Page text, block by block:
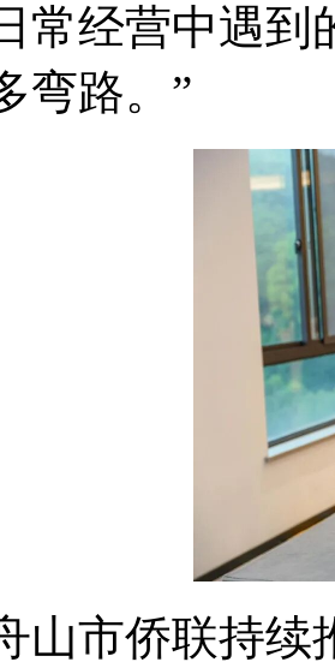
常经营中遇
弯路。”
山市侨联持续